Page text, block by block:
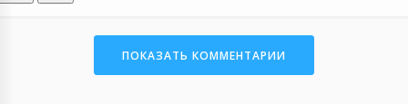
ПОКАЗАТЬ КОММЕНТАРИИ